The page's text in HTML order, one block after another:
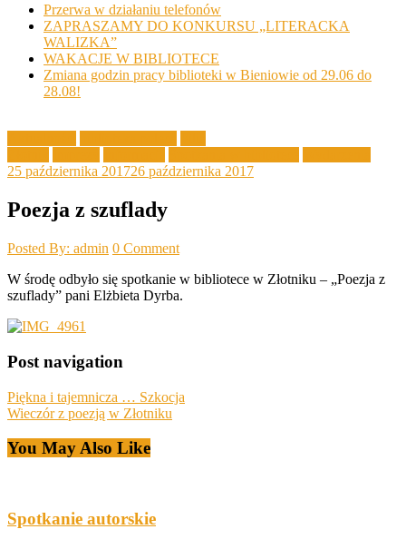
Przerwa w działaniu telefonów
ZAPRASZAMY DO KONKURSU „LITERACKA
WALIZKA”
WAKACJE W BIBLIOTECE
Zmiana godzin pracy biblioteki w Bieniowie od 29.06 do
28.08!
25 października 201726 października 2017
Poezja z szuflady
Posted By: admin 0 Comment
W środę odbyło się spotkanie w bibliotece w Złotniku – „Poezja z
szuflady” pani Elżbieta Dyrba.
Post navigation
Piękna i tajemnicza … Szkocja
Wieczór z poezją w Złotniku
You May Also Like
Spotkanie autorskie